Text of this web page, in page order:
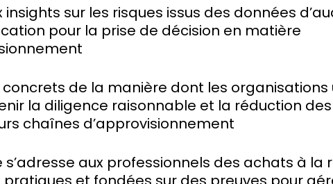
insights sur les risques issus des données
pour la prise de décision en matière
concrets de la manière dont les organisations
la diligence raisonnable et la réduction
chaînes d’approvisionnement
s’adresse aux professionnels des achats à la